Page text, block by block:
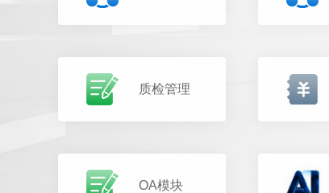
质检管理
OA模块